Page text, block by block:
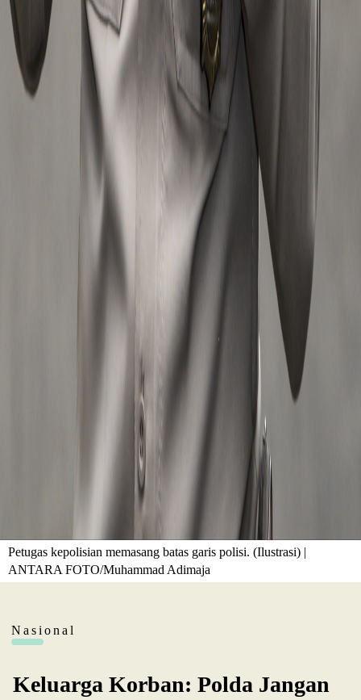
Petugas kepolisian memasang batas garis polisi. (Ilustrasi) |
ANTARA FOTO/Muhammad Adimaja
Nasional
Keluarga Korban: Polda Jangan